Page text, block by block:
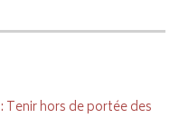
: Tenir hors de portée des